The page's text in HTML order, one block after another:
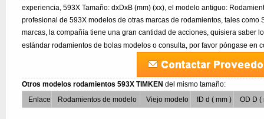
experiencia, 593X Tamaño: dxDxB (mm) (xx), el modelo antiguo:
profesional de 593X modelos de otras marcas de rodamientos, tales como
marcas, la compañía tiene una gran cantidad de acciones, quisiera saber
estándar rodamientos de bolas modelos o consulta, por favor póngase en
Otros modelos rodamientos 593X TIMKENdel mismo tamaño:
Enlace
Rodamientos de modelo Viejo modelo ID d ( mm ) OD D (